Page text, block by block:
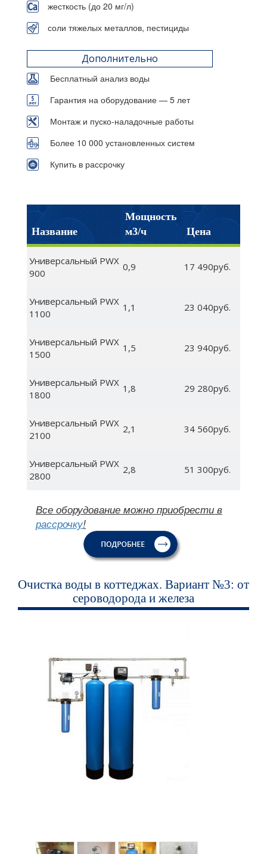
жесткость (до 20 мг/л)
соли тяжелых металлов, пестициды
Дополнительно
Бесплатный анализ воды
Гарантия на оборудование — 5 лет
Монтаж и пуско-наладочные работы
Более 10 000 установленных систем
Купить в рассрочку
Название
Мощность
м3/ч
Цена
Универсальный PWX
900
0,9 17 490руб.
Универсальный PWX
1100
1,1 23 040руб.
Универсальный PWX
1500
1,5 23 940руб.
Универсальный PWX
1800
1,8 29 280руб.
Универсальный PWX
2100
2,1 34 560руб.
Универсальный PWX
2800
2,8 51 300руб.
Все оборудование можно приобрести в
рассрочку!
Очистка воды в коттеджах. Вариант №3: от
сероводорода и железа